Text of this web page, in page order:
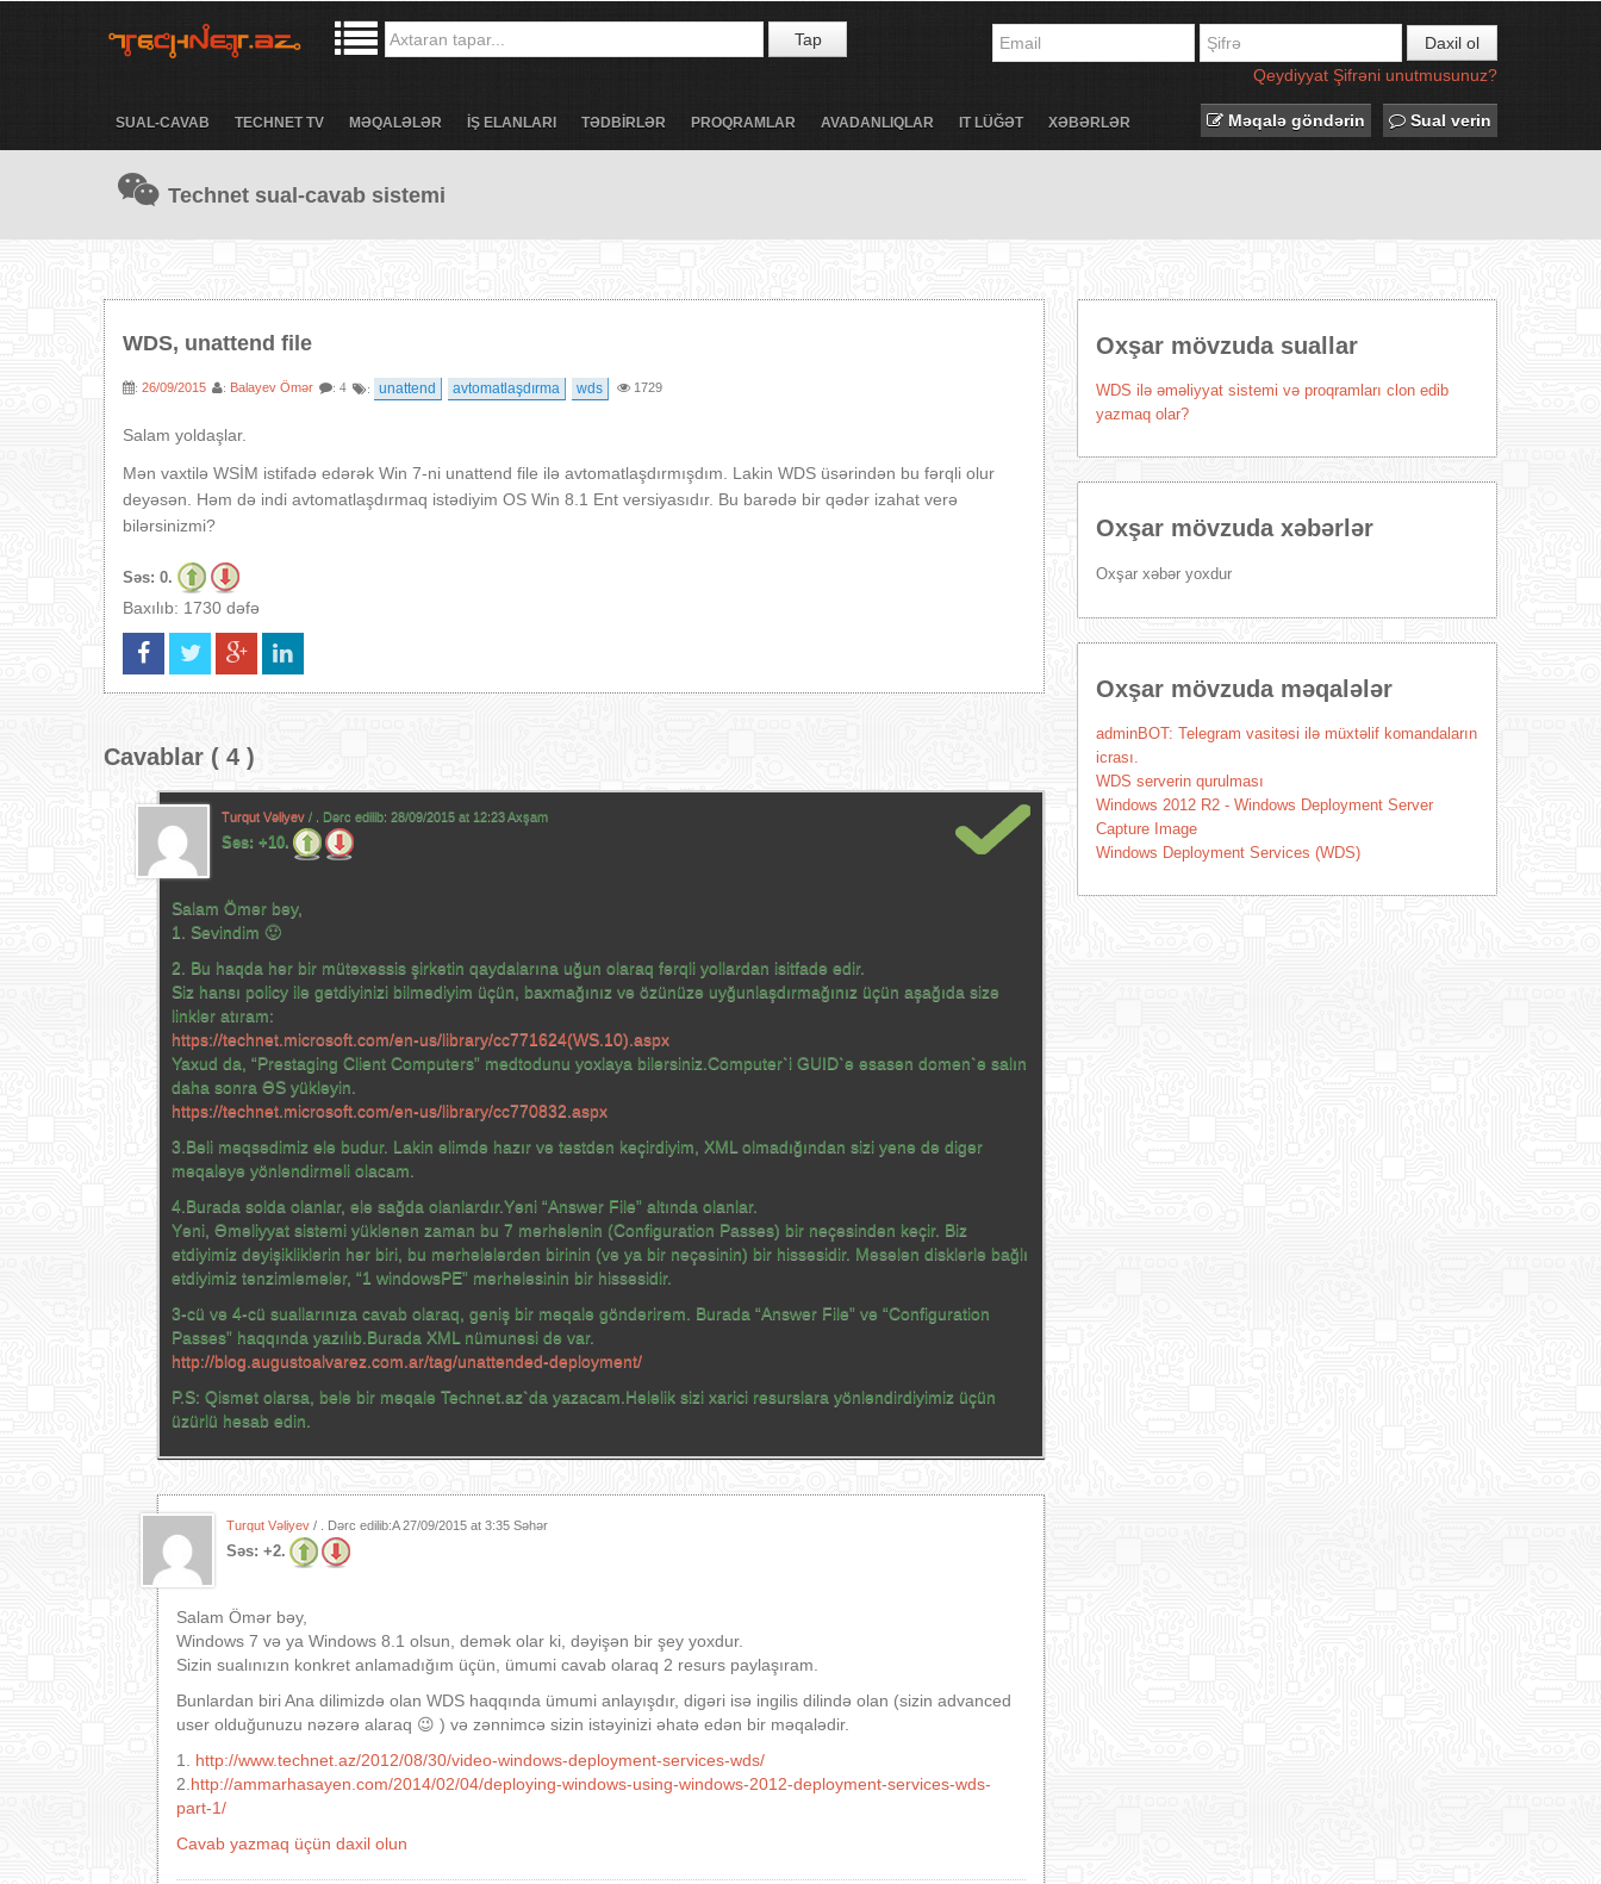
Tap
Daxil ol
Qeydiyyat Şifrəni unutmusunuz?
SUAL-CAVAB TECHNET TV MƏQALƏLƏR İŞ ELANLARI TƏDBİRLƏR PROQRAMLAR AVADANLIQLAR IT LÜĞƏT XƏBƏRLƏR Məqalə göndərin Sual verin
Technet sual-cavab sistemi
WDS, unattend file
: 26/09/2015 : Balayev Ömər : 4 : unattend avtomatlaşdırma wds 1729
Salam yoldaşlar.
Mən vaxtilə WSİM istifadə edərək Win 7-ni unattend file ilə avtomatlaşdırmışdım. Lakin WDS üsərindən bu fərqli olur
deyəsən. Həm də indi avtomatlaşdırmaq istədiyim OS Win 8.1 Ent versiyasıdır. Bu barədə bir qədər izahat verə
bilərsinizmi?
Səs: 0.
Baxılıb: 1730 dəfə
Cavablar ( 4 )
Turqut Vəliyev / . Dərc edilib: 28/09/2015 at 12:23 Axşam
Səs: +10.
Salam Ömər bəy,
1. Sevindim 🙂
2. Bu haqda hər bir mütəxəssis şirkətin qaydalarına uğun olaraq fərqli yollardan isitfadə edir.
Siz hansı policy ilə getdiyinizi bilmədiyim üçün, baxmağınız və özünüzə uyğunlaşdırmağınız üçün aşağıda sizə
linklər atıram:
https://technet.microsoft.com/en-us/library/cc771624(WS.10).aspx
Yaxud da, “Prestaging Client Computers” medtodunu yoxlaya bilərsiniz.Computer`i GUID`ə əsasən domen`ə salın
daha sonra ƏS yükləyin.
https://technet.microsoft.com/en-us/library/cc770832.aspx
3.Bəli məqsədimiz elə budur. Lakin əlimdə hazır və testdən keçirdiyim, XML olmadığından sizi yenə də digər
məqaləyə yönləndirməli olacam.
4.Burada solda olanlar, elə sağda olanlardır.Yəni “Answer File” altında olanlar.
Yəni, Əməliyyat sistemi yüklənən zaman bu 7 mərhələnin (Configuration Passes) bir neçəsindən keçir. Biz
etdiyimiz dəyişikliklərin hər biri, bu mərhələlərdən birinin (və ya bir neçəsinin) bir hissəsidir. Məsələn disklərlə bağlı
etdiyimiz tənzimləmələr, “1 windowsPE” mərhələsinin bir hissəsidir.
3-cü və 4-cü suallarınıza cavab olaraq, geniş bir məqalə göndərirəm. Burada “Answer File” və “Configuration
Passes” haqqında yazılıb.Burada XML nümunəsi də var.
http://blog.augustoalvarez.com.ar/tag/unattended-deployment/
P.S: Qismət olarsa, belə bir məqalə Technet.az`da yazacam.Hələlik sizi xarici resurslara yönləndirdiyimiz üçün
üzürlü hesab edin.
Turqut Vəliyev / . Dərc edilib:A27/09/2015 at 3:35 Səhər
Səs: +2.
Salam Ömər bəy,
Windows 7 və ya Windows 8.1 olsun, demək olar ki, dəyişən bir şey yoxdur.
Sizin sualınızın konkret anlamadığım üçün, ümumi cavab olaraq 2 resurs paylaşıram.
Bunlardan biri Ana dilimizdə olan WDS haqqında ümumi anlayışdır, digəri isə ingilis dilində olan (sizin advanced
user olduğunuzu nəzərə alaraq 😉 ) və zənnimcə sizin istəyinizi əhatə edən bir məqalədir.
1. http://www.technet.az/2012/08/30/video-windows-deployment-services-wds/
2. http://ammarhasayen.com/2014/02/04/deploying-windows-using-windows-2012-deployment-services-wds-
part-1/
Cavab yazmaq üçün daxil olun
Oxşar mövzuda suallar
WDS ilə əməliyyat sistemi və proqramları clon edib
yazmaq olar?
Oxşar mövzuda xəbərlər
Oxşar xəbər yoxdur
Oxşar mövzuda məqalələr
adminBOT: Telegram vasitəsi ilə müxtəlif komandaların
icrası.
WDS serverin qurulması
Windows 2012 R2 - Windows Deployment Server
Capture Image
Windows Deployment Services (WDS)